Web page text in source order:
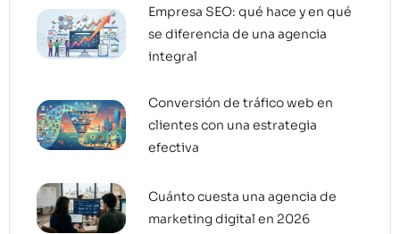
Empresa SEO: qué hace y en qué
se diferencia de una agencia
integral
Conversión de tráfico web en
clientes con una estrategia
efectiva
Cuánto cuesta una agencia de
marketing digital en 2026